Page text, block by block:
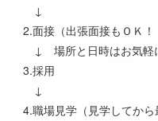
↓
2.面接（出張面接もＯＫ！
↓ 場所と日時はお気軽
3.採用
↓
4.職場見学（見学してから